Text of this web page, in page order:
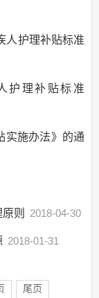
人护理补贴标准
护理补贴标准
实施办法》的通
则 2018-04-30
2018-01-31
尾页